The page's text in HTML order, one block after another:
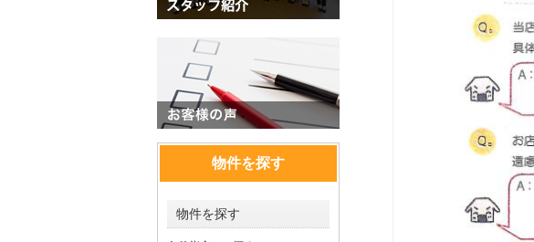
物件を探す
物件を探す